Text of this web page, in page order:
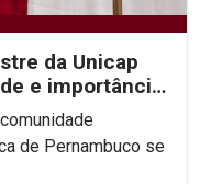
da Unicap
e importância
de Pernambuco se